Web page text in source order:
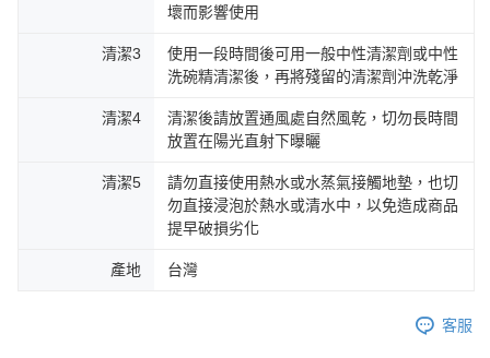
壞而影響使用
清潔3
使用一段時間後可用一般中性清潔劑或中性
洗碗精清潔後，再將殘留的清潔劑沖洗乾淨
清潔4
清潔後請放置通風處自然風乾，切勿長時間
放置在陽光直射下曝曬
清潔5
請勿直接使用熱水或水蒸氣接觸地墊，也切
勿直接浸泡於熱水或清水中，以免造成商品
提早破損劣化
產地 台灣
客服